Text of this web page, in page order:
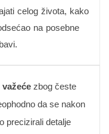
celog života, kako
na posebne
zbog česte
da se nakon
precizirali detalje